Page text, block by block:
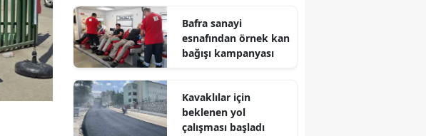
Bafra sanayi
esnafından örnek kan
bağışı kampanyası
Kavaklılar için
beklenen yol
çalışması başladı